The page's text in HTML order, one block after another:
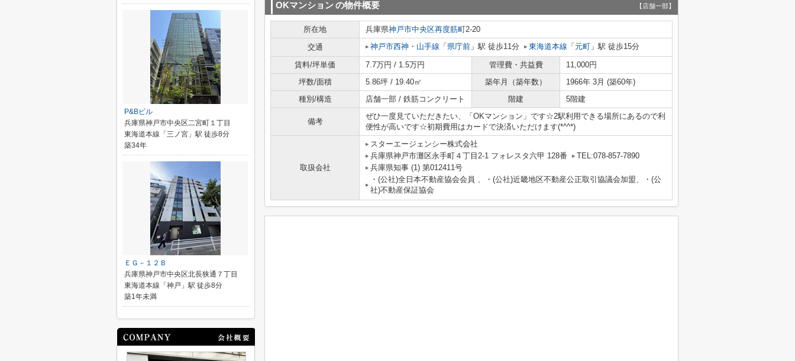
OKマンションの物件概要 【店舗一部】
所在地 兵庫県神戸市中央区再度筋町2-20
交通
神戸市西神・山手線 「 県庁前 」駅 徒歩11分 東海道本線 「 元町 」駅 徒歩15分
賃料/坪単価 7.7万円 / 1.5万円 管理費・共益費
11,000円
坪数/面積
5.86坪 / 19.40㎡ 築年月（築年数）
1966年 3月 (築60年)
種別/構造
店舗一部 / 鉄筋コンクリート 階建 5階建
備考
ぜひ一度見ていただきたい、「OKマンション」です☆2駅利用できる場所にあるので利
便性が高いです☆初期費用はカードで決済いただけます(*^^*)
取扱会社
スターエージェンシー株式会社
兵庫県神戸市灘区永手町４丁目2-1 フォレスタ六甲 128番
TEL:078-857-7890
兵庫県知事 (1) 第012411号
・(公社)全日本不動産協会会員 、・(公社)近畿地区不動産公正取引協議会加盟、・(公
社)不動産保証協会
P&Bビル
兵庫県神戸市中央区二宮町１丁目
東海道本線「三ノ宮」駅 徒歩8分
築34年
ＥＧ－１２Ｂ
兵庫県神戸市中央区北長狭通７丁目
東海道本線「神戸」駅 徒歩8分
築1年未満